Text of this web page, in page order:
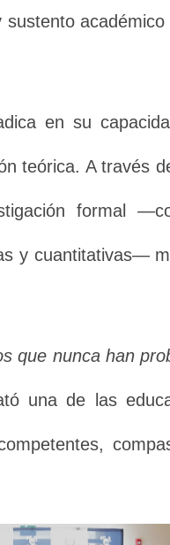
en su
teórica. A través
formal
y cuantitativas—
que nunca han
una de las